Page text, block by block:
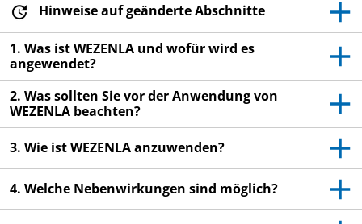
Lesen Sie die gesamte Packungsbeilage sorgfältig
durch, bevor Sie mit der Anwendung dieses
Arzneimittels beginnen, denn sie enthält wichtige
Informationen.
Diese Packungsbeilage wurde für Patienten bzw.
für Betreuungspersonen erstellt, die dieses
Arzneimittel anwenden. Falls Sie ein Elternteil oder
eine Betreuungsperson sind, die WEZENLA einem
Kind verabreicht, lesen Sie bitte diese
Informationen besonders sorgfältig.
Heben Sie die Packungsbeilage auf. Vielleicht
Hinweise auf geänderte Abschnitte
1. Was ist WEZENLA und wofür wird es
angewendet?
2. Was sollten Sie vor der Anwendung von
WEZENLA beachten?
3. Wie ist WEZENLA anzuwenden?
4. Welche Nebenwirkungen sind möglich?